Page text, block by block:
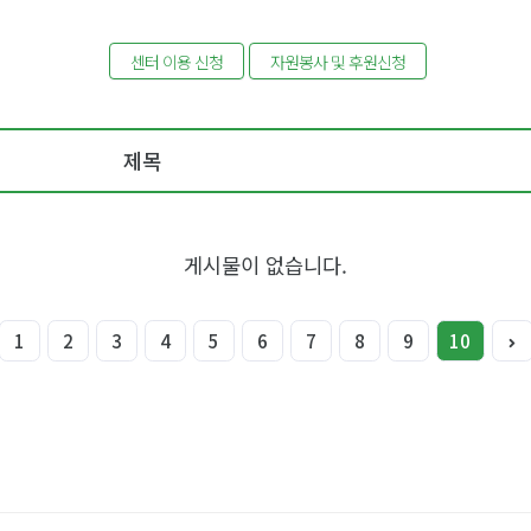
센터 이용 신청 자원봉사 및 후원신청
제목
게시물이 없습니다.
1 2 3 4 5 6 7 8 9 10